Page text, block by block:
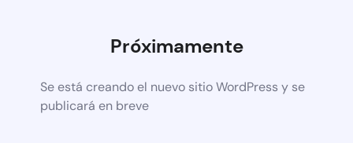
Próximamente
Se está creando el nuevo sitio WordPress y se
publicará en breve